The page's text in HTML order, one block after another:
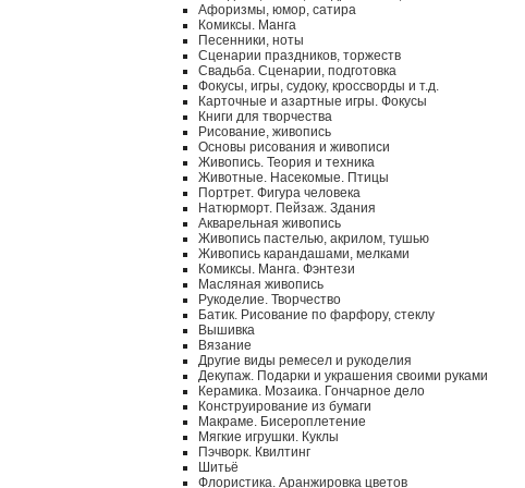
Афоризмы, юмор, сатира
Комиксы. Манга
Песенники, ноты
Сценарии праздников, торжеств
Свадьба. Сценарии, подготовка
Фокусы, игры, судоку, кроссворды и т.д.
Карточные и азартные игры. Фокусы
Книги для творчества
Рисование, живопись
Основы рисования и живописи
Живопись. Теория и техника
Животные. Насекомые. Птицы
Портрет. Фигура человека
Натюрморт. Пейзаж. Здания
Акварельная живопись
Живопись пастелью, акрилом, тушью
Живопись карандашами, мелками
Комиксы. Манга. Фэнтези
Масляная живопись
Рукоделие. Творчество
Батик. Рисование по фарфору, стеклу
Вышивка
Вязание
Другие виды ремесел и рукоделия
Декупаж. Подарки и украшения своими руками
Керамика. Мозаика. Гончарное дело
Конструирование из бумаги
Макраме. Бисероплетение
Мягкие игрушки. Куклы
Пэчворк. Квилтинг
Шитьё
Флористика. Аранжировка цветов